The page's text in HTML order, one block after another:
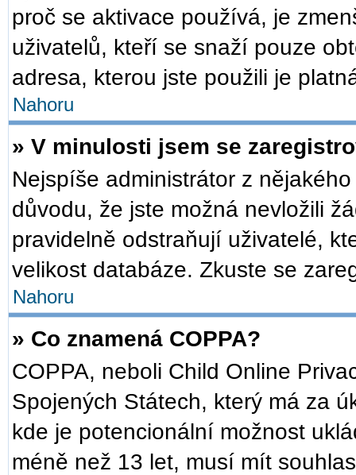
proč se aktivace používá, je
uživatelů, kteří se snaží pouze
adresa, kterou jste použili je
Nahoru
» V minulosti jsem se
Nejspíše administrátor z
důvodu, že jste možná nevložili
pravidelně odstraňují uživatelé,
velikost databáze. Zkuste se
Nahoru
» Co znamená COPPA?
COPPA, neboli Child Online
Spojených Státech, který má za
kde je potencionální možnost
méně než 13 let, musí mít